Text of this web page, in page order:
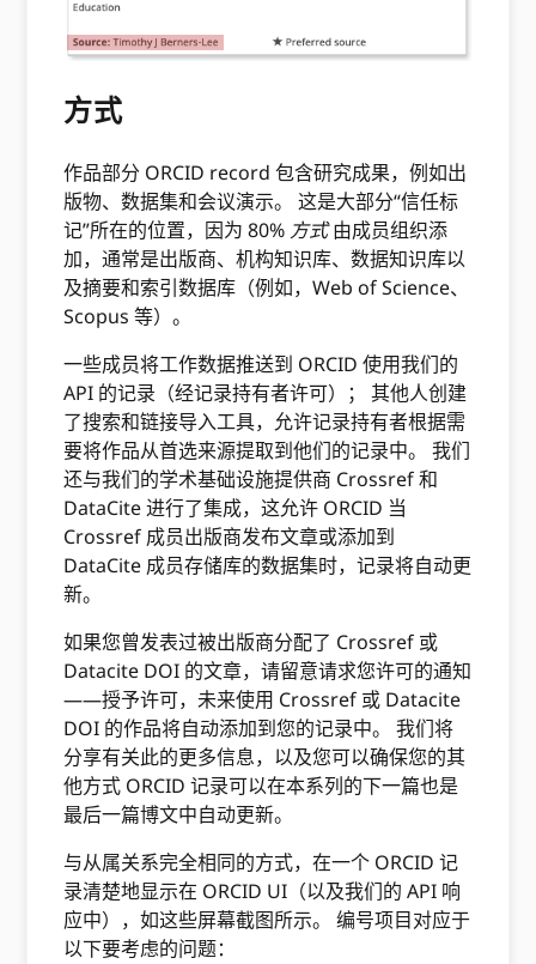
方式
作品部分 ORCID record 包含研究成果，例如出
版物、数据集和会议演示。 这是大部分“信任标
记”所在的位置，因为 80% 方式由成员组织添
加，通常是出版商、机构知识库、数据知识库以
及摘要和索引数据库（例如，Web of Science、
Scopus 等）。
一些成员将工作数据推送到 ORCID 使用我们的
API 的记录（经记录持有者许可）； 其他人创建
了搜索和链接导入工具，允许记录持有者根据需
要将作品从首选来源提取到他们的记录中。 我们
还与我们的学术基础设施提供商 Crossref 和
DataCite 进行了集成，这允许 ORCID 当
Crossref 成员出版商发布文章或添加到
DataCite 成员存储库的数据集时，记录将自动更
新。
如果您曾发表过被出版商分配了 Crossref 或
Datacite DOI 的文章，请留意请求您许可的通知
——授予许可，未来使用 Crossref 或 Datacite
DOI 的作品将自动添加到您的记录中。 我们将
分享有关此的更多信息，以及您可以确保您的其
他方式 ORCID 记录可以在本系列的下一篇也是
最后一篇博文中自动更新。
与从属关系完全相同的方式，在一个 ORCID 记
录清楚地显示在 ORCID UI（以及我们的 API 响
应中），如这些屏幕截图所示。 编号项目对应于
以下要考虑的问题：